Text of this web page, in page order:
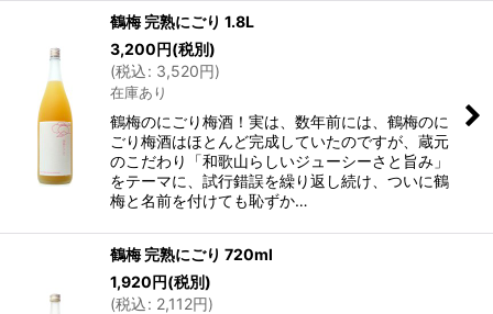
鶴梅 完熟にごり 1.8L
3,200円(税別)
(税込: 3,520円)
在庫あり
鶴梅のにごり梅酒！実は、数年前には、鶴梅のに
ごり梅酒はほとんど完成していたのですが、蔵元
のこだわり「和歌山らしいジューシーさと旨み」
をテーマに、試行錯誤を繰り返し続け、ついに鶴
梅と名前を付けても恥ずか…
鶴梅 完熟にごり 720ml
1,920円(税別)
(税込: 2,112円)